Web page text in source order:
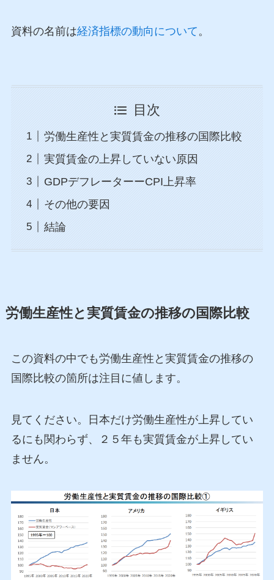
資料の名前は経済指標の動向について。
目次
労働生産性と実質賃金の推移の国際比較
実質賃金の上昇していない原因
GDPデフレーターーCPI上昇率
その他の要因
結論
労働生産性と実質賃金の推移の国際比較
この資料の中でも労働生産性と実質賃金の推移の
国際比較の箇所は注目に値します。
見てください。日本だけ労働生産性が上昇してい
るにも関わらず、２５年も実質賃金が上昇してい
ません。